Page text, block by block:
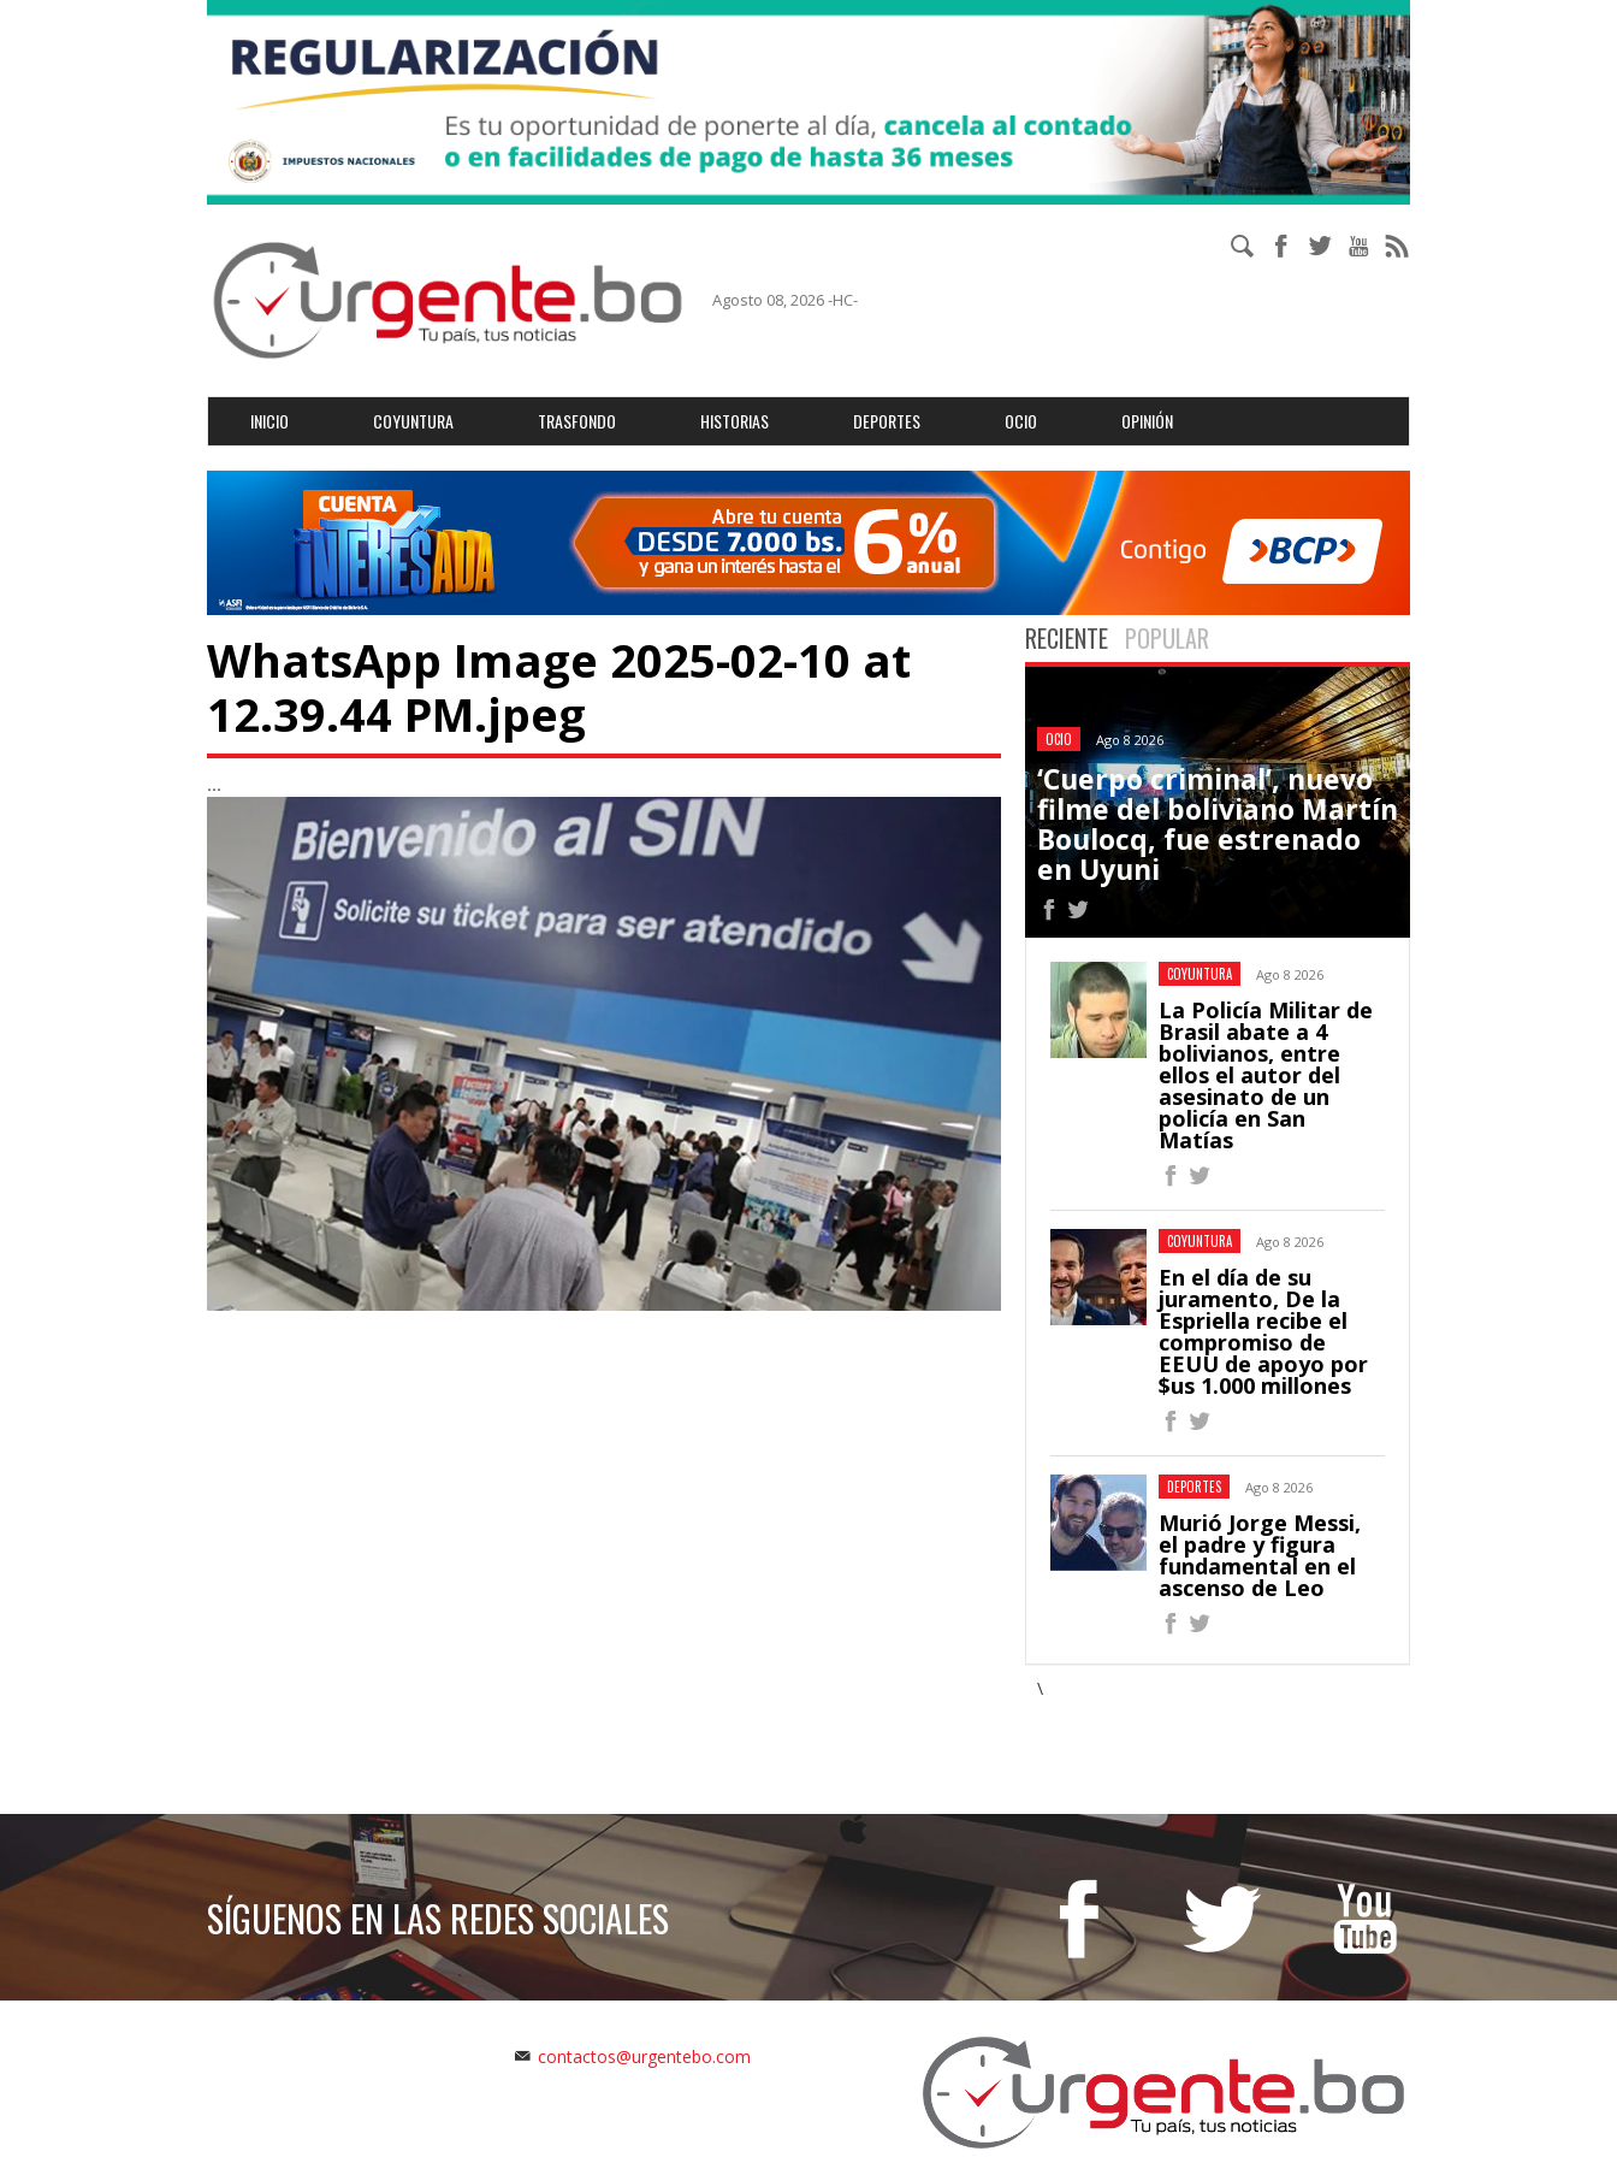
Agosto 08, 2026 -HC-
INICIO COYUNTURA TRASFONDO HISTORIAS DEPORTES OCIO OPINIÓN
WhatsApp Image 2025-02-10 at
12.39.44 PM.jpeg
...
RECIENTE POPULAR
OCIO Ago 8 2026
‘Cuerpo criminal’, nuevo
filme del boliviano Martín
Boulocq, fue estrenado
en Uyuni
COYUNTURA Ago 8 2026
La Policía Militar de
Brasil abate a 4
bolivianos, entre
ellos el autor del
asesinato de un
policía en San
Matías
COYUNTURA Ago 8 2026
En el día de su
juramento, De la
Espriella recibe el
compromiso de
EEUU de apoyo por
$us 1.000 millones
DEPORTES Ago 8 2026
Murió Jorge Messi,
el padre y figura
fundamental en el
ascenso de Leo
\
SÍGUENOS EN LAS REDES SOCIALES
contactos@urgentebo.com